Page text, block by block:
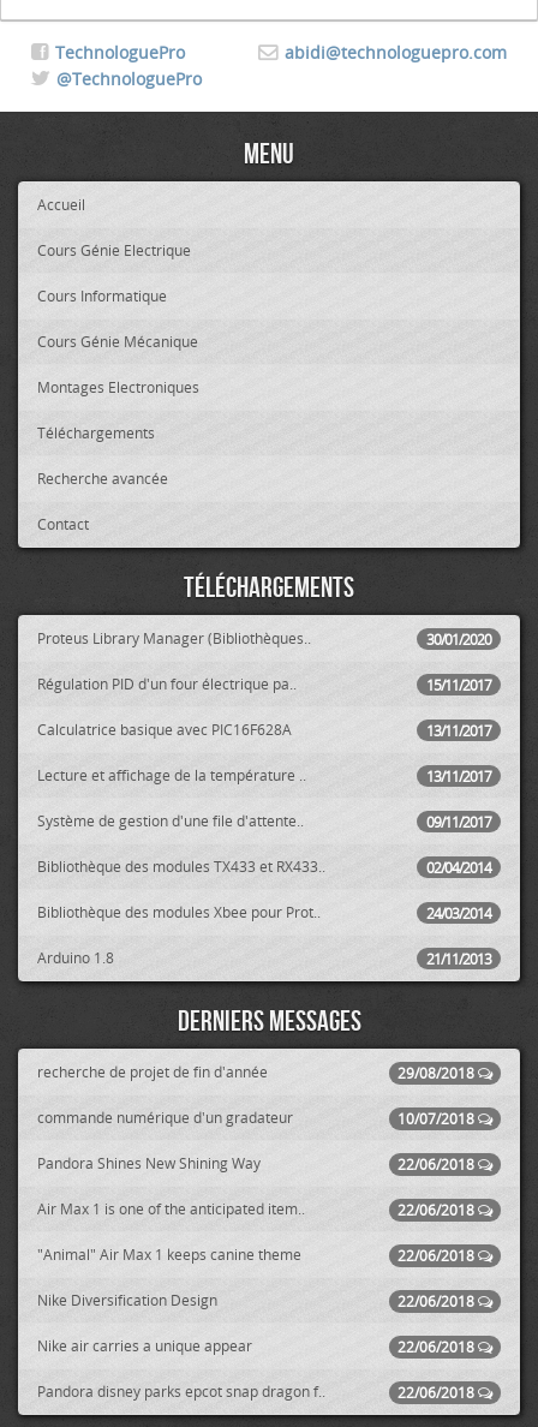
abidi@technologuepro.com
TechnologuePro
@TechnologuePro
Menu
Accueil
Cours Génie Electrique
Cours Informatique
Cours Génie Mécanique
Montages Electroniques
Téléchargements
Recherche avancée
Contact
Téléchargements
30/01/2020
Proteus Library Manager (Bibliothèques..
15/11/2017
Régulation PID d'un four électrique pa..
13/11/2017
Calculatrice basique avec PIC16F628A
13/11/2017
Lecture et affichage de la température ..
09/11/2017
Système de gestion d'une file d'attente..
02/04/2014
Bibliothèque des modules TX433 et RX433..
24/03/2014
Bibliothèque des modules Xbee pour Prot..
21/11/2013
Arduino 1.8
Derniers messages
29/08/2018
recherche de projet de fin d'année
10/07/2018
commande numérique d'un gradateur
22/06/2018
Pandora Shines New Shining Way
22/06/2018
Air Max 1 is one of the anticipated item..
22/06/2018
"Animal" Air Max 1 keeps canine theme
22/06/2018
Nike Diversification Design
22/06/2018
Nike air carries a unique appear
22/06/2018
Pandora disney parks epcot snap dragon f..